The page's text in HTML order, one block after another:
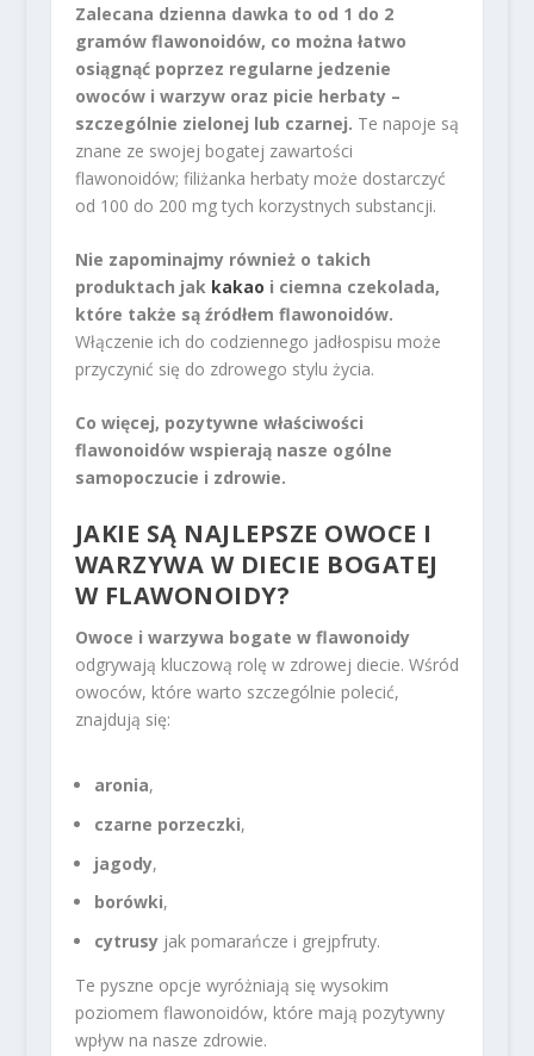
Zalecana dzienna dawka to od 1 do 2
gramów flawonoidów, co można łatwo
osiągnąć poprzez regularne jedzenie
owoców i warzyw oraz picie herbaty –
szczególnie zielonej lub czarnej. Te napoje są
znane ze swojej bogatej zawartości
flawonoidów; filiżanka herbaty może dostarczyć
od 100 do 200 mg tych korzystnych substancji.
Nie zapominajmy również o takich
produktach jak kakao i ciemna czekolada,
które także są źródłem flawonoidów.
Włączenie ich do codziennego jadłospisu może
przyczynić się do zdrowego stylu życia.
Co więcej, pozytywne właściwości
flawonoidów wspierają nasze ogólne
samopoczucie i zdrowie.
JAKIE SĄ NAJLEPSZE OWOCE I
WARZYWA W DIECIE BOGATEJ
W FLAWONOIDY?
Owoce i warzywa bogate w flawonoidy
odgrywają kluczową rolę w zdrowej diecie. Wśród
owoców, które warto szczególnie polecić,
znajdują się:
aronia,
czarne porzeczki,
jagody,
borówki,
cytrusyjak pomarańcze i grejpfruty.
Te pyszne opcje wyróżniają się wysokim
poziomem flawonoidów, które mają pozytywny
wpływ na nasze zdrowie.